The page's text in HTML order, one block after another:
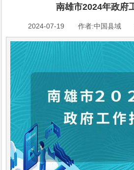
南雄市2024年政府
2024-07-19 作者:中国县域